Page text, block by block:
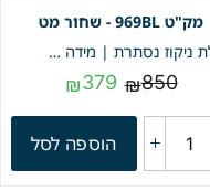
969BL - שחור מט
תעלת ניקוז נסתרת | מידה 9/69 | דגם "LINEA" | שחור מט | מק"ט 969BL
₪850
₪379
הוספה לסל